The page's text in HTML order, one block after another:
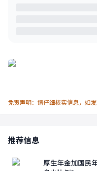
免责声明：请仔细核实信息，如发
推荐信息
厚生年金加国民